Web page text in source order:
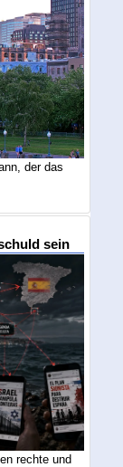
der das
sein
rechte und